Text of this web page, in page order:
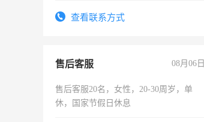
查看联系方式
售后客服 08月06日
售后客服20名，女性，20-30周岁，单
休，国家节假日休息